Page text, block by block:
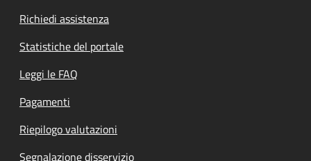
Richiedi assistenza
Statistiche del portale
Leggi le FAQ
Pagamenti
Riepilogo valutazioni
Segnalazione disservizio